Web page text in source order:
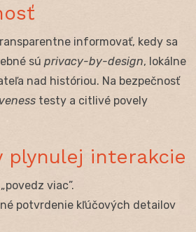
informovať, kedy sa
sú privacy-by-design, lokálne
nad históriou. Na bezpečnosť
testy a citlivé povely
plynulej interakcie
viac”.
potvrdenie kľúčových detailov